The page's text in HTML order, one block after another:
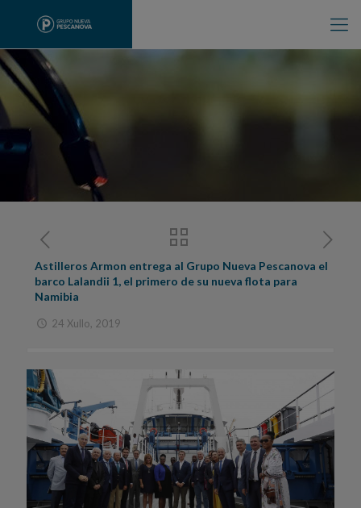
Astilleros Armon entrega al Grupo Nueva Pescanova el
barco Lalandii 1, el primero de su nueva flota para
Namibia
24 Xullo, 2019